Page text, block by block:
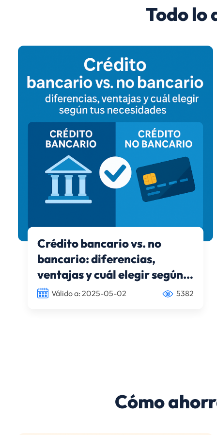
Todo lo
Crédito bancario vs. no
bancario: diferencias,
ventajas y cuál elegir según
tus necesidades
Válido a: 2025-05-02 5382
Cómo